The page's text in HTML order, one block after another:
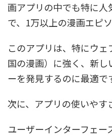
画アプリの中でも特に
で、1万以上の漫画エピ
このアプリは、特にウ
国の漫画）に強く、新し
ーを発見するのに最適で
次に、アプリの使いやす
ユーザーインターフェー